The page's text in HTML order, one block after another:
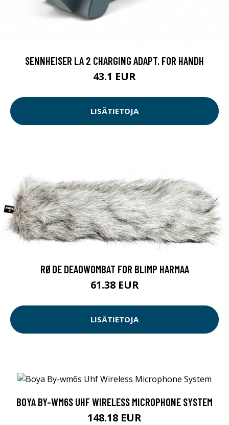
SENNHEISER LA 2 CHARGING ADAPT. FOR HANDH
43.1 EUR
LISÄTIETOJA
RØDE DEADWOMBAT FOR BLIMP HARMAA
61.38 EUR
LISÄTIETOJA
BOYA BY-WM6S UHF WIRELESS MICROPHONE SYSTEM
148.18 EUR